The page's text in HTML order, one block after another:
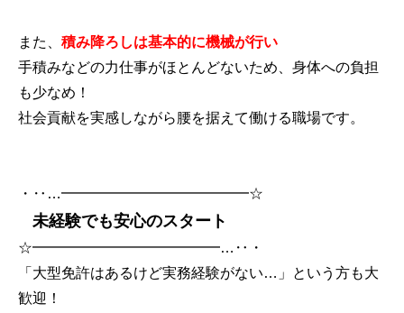
また、 積み降ろしは基本的に機械が行い
手積みなどの力仕事がほとんどないため、身体への負担
も少なめ！
社会貢献を実感しながら腰を据えて働ける職場です。
・‥…━━━━━━━━━━━━━☆
未経験でも安心のスタート
☆━━━━━━━━━━━━━…‥・
「大型免許はあるけど実務経験がない…」という方も大
歓迎！